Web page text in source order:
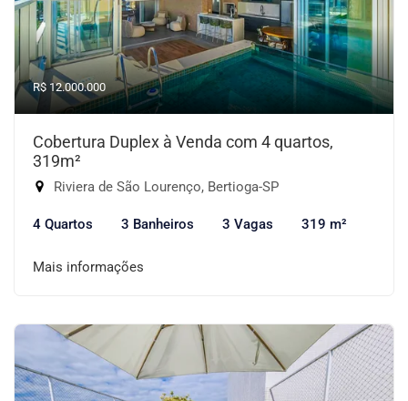
R$ 12.000.000
Cobertura Duplex à Venda com 4 quartos,
319m²
Riviera de São Lourenço, Bertioga-SP
4 Quartos 3 Banheiros 3 Vagas 319 m²
Mais informações